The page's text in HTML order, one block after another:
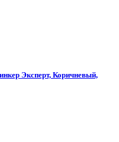
Эксперт, Коричневый,